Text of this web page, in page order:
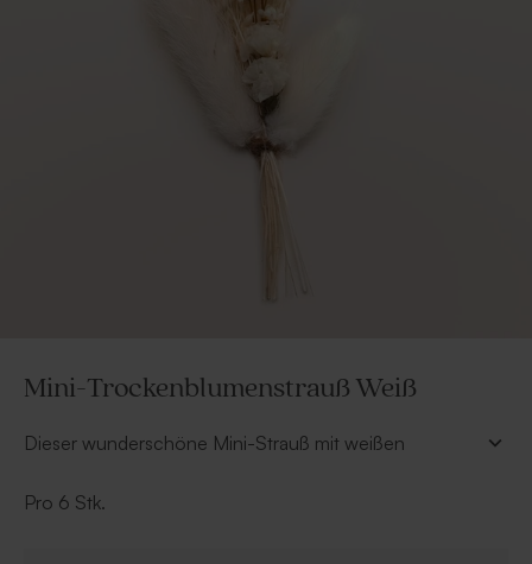
Mini-Trockenblumenstrauß Weiß
Dieser wunderschöne Mini-Strauß mit weißen
Gastgeschenke zu dekorieren und ist jetzt voll im
Pro 6 Stk.